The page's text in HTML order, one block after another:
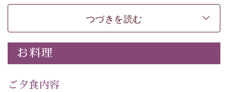
女性同士の癒しの旅を愉しみたいならこちら。
-----------【安心への取り組み】----------
個室料亭、貸切風呂のご利用が可能な上、 安心安全にご
滞在いただけるよう
30項目以上からなる独自の衛生・消毒プログラムの基、
---------------------------------------------
つづきを読む
お料理
ご夕食内容